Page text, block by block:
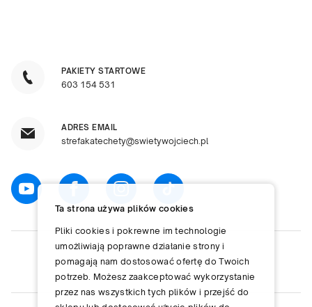
PAKIETY STARTOWE
603 154 531
ADRES EMAIL
strefakatechety@swietywojciech.pl
Ta strona używa plików cookies
Pliki cookies i pokrewne im technologie
umożliwiają poprawne działanie strony i
pomagają nam dostosować ofertę do Twoich
potrzeb. Możesz zaakceptować wykorzystanie
przez nas wszystkich tych plików i przejść do